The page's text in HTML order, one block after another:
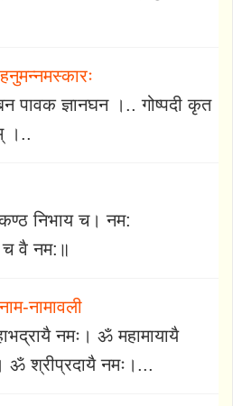
पावक ज्ञानघन ।.. गोष्पदी कृत
।..
निभाय च। नम:
च वै नम:॥
नामावली
नमः। ॐ महामायायै
ॐ श्रीप्रदायै नमः।...